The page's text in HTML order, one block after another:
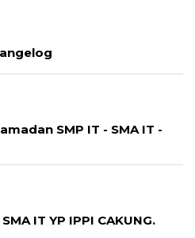
SMP IT - SMA IT -
IT YP IPPI CAKUNG.